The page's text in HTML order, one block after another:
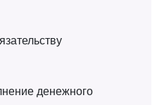
денежного